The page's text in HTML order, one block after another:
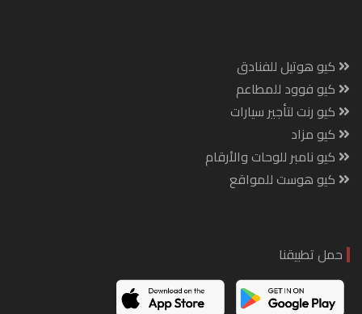
كيو هوتيل للفنادق
كيو فوود للمطاعم
كيو رنت لتأجير سيارات
كيو مزاد
كيو نامبر للوحات والأرقام
كيو هوست للمواقع
حمل تطبيقنا